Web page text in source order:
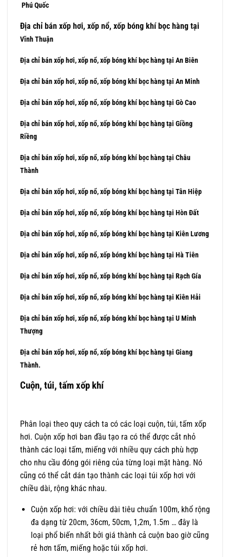
Phú Quốc
Địa chỉ bán xốp hơi, xốp nổ, xốp bóng khí bọc hàng tại
Vĩnh Thuận
Địa chỉ bán xốp hơi, xốp nổ, xốp bóng khí bọc hàng tại An Biên
Địa chỉ bán xốp hơi, xốp nổ, xốp bóng khí bọc hàng tại An Minh
Địa chỉ bán xốp hơi, xốp nổ, xốp bóng khí bọc hàng tại Gò Cao
Địa chỉ bán xốp hơi, xốp nổ, xốp bóng khí bọc hàng tại Giồng
Riềng
Địa chỉ bán xốp hơi, xốp nổ, xốp bóng khí bọc hàng tại Châu
Thành
Địa chỉ bán xốp hơi, xốp nổ, xốp bóng khí bọc hàng tại Tân Hiệp
Địa chỉ bán xốp hơi, xốp nổ, xốp bóng khí bọc hàng tại Hòn Đất
Địa chỉ bán xốp hơi, xốp nổ, xốp bóng khí bọc hàng tại Kiên Lương
Địa chỉ bán xốp hơi, xốp nổ, xốp bóng khí bọc hàng tại Hà Tiên
Địa chỉ bán xốp hơi, xốp nổ, xốp bóng khí bọc hàng tại Rạch Gía
Địa chỉ bán xốp hơi, xốp nổ, xốp bóng khí bọc hàng tại Kiên Hải
Địa chỉ bán xốp hơi, xốp nổ, xốp bóng khí bọc hàng tại U Minh
Thượng
Địa chỉ bán xốp hơi, xốp nổ, xốp bóng khí bọc hàng tại Giang
Thành.
Cuộn, túi, tấm xốp khí
Phân loại theo quy cách ta có các loại cuộn, túi, tấm xốp
hơi. Cuộn xốp hơi ban đầu tạo ra có thể được cắt nhỏ
thành các loại tấm, miếng với nhiều quy cách phù hợp
cho nhu cầu đóng gói riêng của từng loại mặt hàng. Nó
cũng có thể cắt dán tạo thành các loại túi xốp hơi với
chiều dài, rộng khác nhau.
Cuộn xốp hơi: với chiều dài tiêu chuẩn 100m, khổ rộng
đa dạng từ 20cm, 36cm, 50cm, 1,2m, 1.5m … đây là
loại phổ biến nhất bởi giá thành cả cuộn bao giờ cũng
rẻ hơn tấm, miếng hoặc túi xốp hơi.